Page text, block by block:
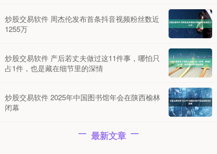
炒股交易软件 周杰伦发布首条抖音视频粉丝数近
1255万
炒股交易软件 产后若丈夫做过这11件事，哪怕只
占1件，也是藏在细节里的深情
炒股交易软件 2025年中国图书馆年会在陕西榆林
闭幕
最新文章